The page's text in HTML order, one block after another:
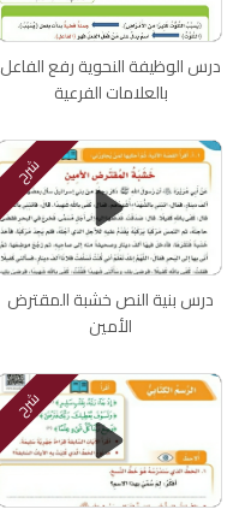
درس الوظيفة النحوية رفع الفاعل
بالعلامات الفرعية
شرح
درس بنية النص خشبة المقترض
الأمين
شرح